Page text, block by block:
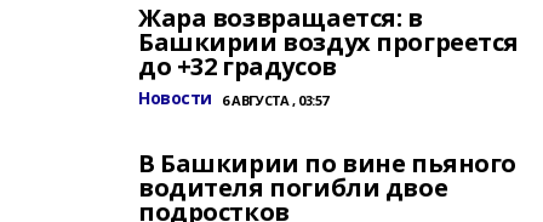
Жара возвращается: в
Башкирии воздух прогреется
до +32 градусов
Новости 6 АВГУСТА , 03:57
В Башкирии по вине пьяного
водителя погибли двое
подростков